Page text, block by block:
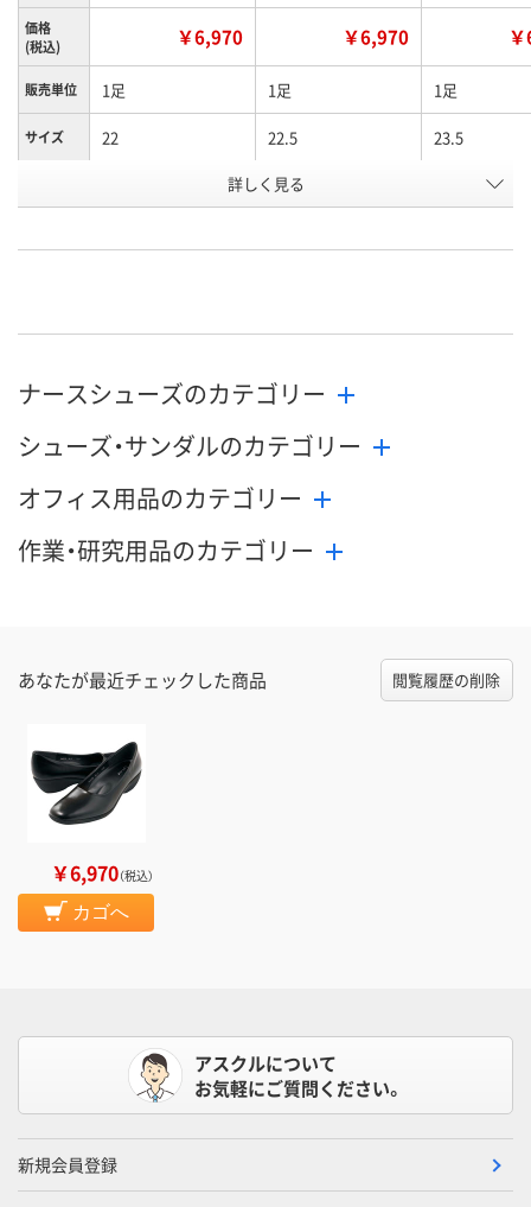
価格
(税込)
￥6,970 ￥6,970
販売単位 1足 1足 1足
サイズ 22 22.5 23.5
WEE5498 WEE5497
カゴへ カゴへ
詳しく見る
ナースシューズのカテゴリー
シューズ・サンダルのカテゴリー
オフィス用品のカテゴリー
作業・研究用品のカテゴリー
あなたが最近チェックした商品 閲覧履歴の削除
￥6,970（税込）
カゴへ
アスクルについて
お気軽にご質問ください。
新規会員登録